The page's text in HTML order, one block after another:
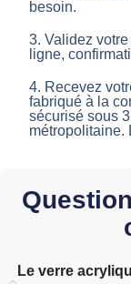
besoin.
3. Validez
ligne,
4. Recevez
fabriqué à la
sécurisé sous
métropolitaine.
Le verre